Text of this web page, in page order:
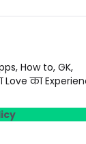
How to, GK,
Love का